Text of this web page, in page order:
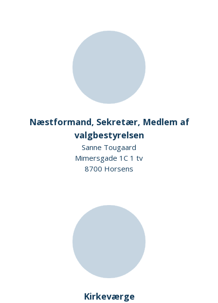
Næstformand, Sekretær, Medlem af
valgbestyrelsen
Sanne Tougaard
Mimersgade 1C 1 tv
8700 Horsens
Kirkeværge